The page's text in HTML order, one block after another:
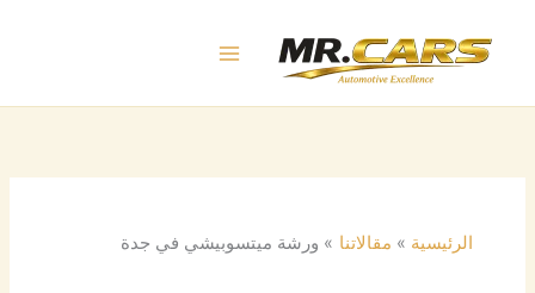
المحتوى
الرئيسية مقالاتنا ورشة ميتسوبيشي في جدة